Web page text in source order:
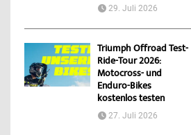
29. Juli 2026
Triumph Offroad Test-
Ride-Tour 2026:
Motocross- und
Enduro-Bikes
kostenlos testen
27. Juli 2026